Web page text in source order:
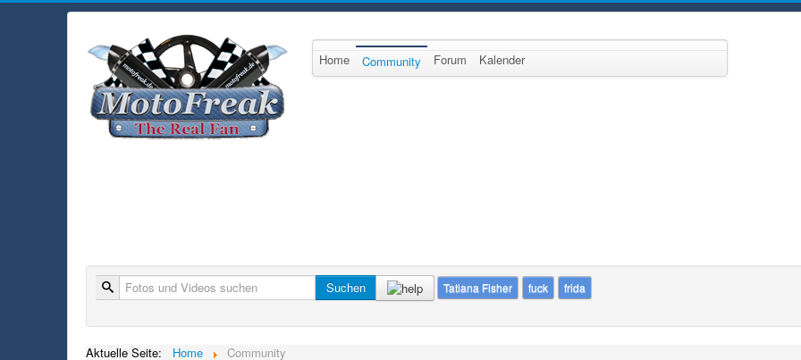
Home Community Forum Kalender
Suche Suchen Tatiana Fisher fuck frida
Aktuelle Seite: Home Community